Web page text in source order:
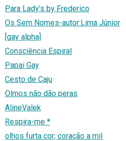
Para Lady's by Frederico
Os Sem Nomes-autor:Lima Júnior
[gay alpha]
Consciência Espiral
Papai Gay
Cesto de Caju
Olmos não dão peras
AlineValek
Respira-me *
olhos furta cor; coração a mil